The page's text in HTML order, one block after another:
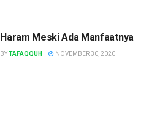
Haram Meski Ada Manfaatnya
BYTAFAQQUH NOVEMBER 30, 2020